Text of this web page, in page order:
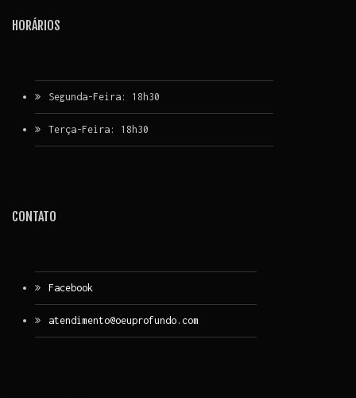
HORÁRIOS
Segunda-Feira: 18h30
Terça-Feira: 18h30
CONTATO
Facebook
atendimento@oeuprofundo.com